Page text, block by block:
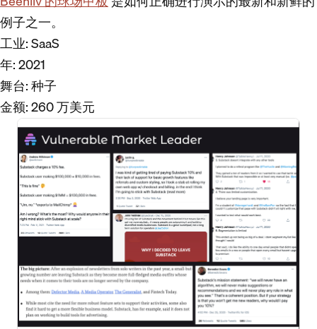
例子之一。
工业: SaaS
年: 2021
舞台: 种子
金额: 260 万美元